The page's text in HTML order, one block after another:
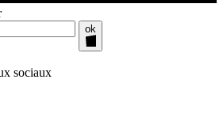
ok
sociaux